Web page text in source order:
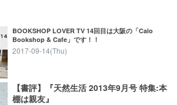
BOOKSHOP LOVER TV 14回目は大阪の「Calo
Bookshop & Cafe」です！！
2017-09-14(Thu)
【書評】『天然生活 2013年9月号 特集:本
棚は親友』